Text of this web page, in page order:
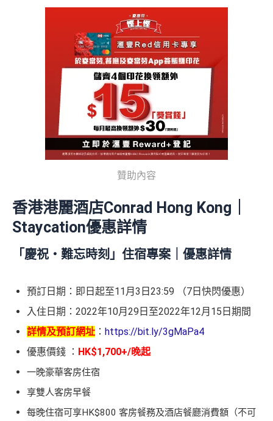
贊助內容
香港港麗酒店Conrad Hong Kong｜
Staycation優惠詳情
「慶祝・難忘時刻」住宿專案｜優惠詳情
預訂日期：即日起至11月3日23:59 （7日快閃優惠）
入住日期：2022年10月29日至2022年12月15日期間
詳情及預訂網址 ： https://bit.ly/3gMaPa4
優惠價錢 ： HK$1,700+/晚起
一晚豪華客房住宿
享雙人客房早餐
每晚住宿可享HK$800 客房餐務及酒店餐廳消費額（不可